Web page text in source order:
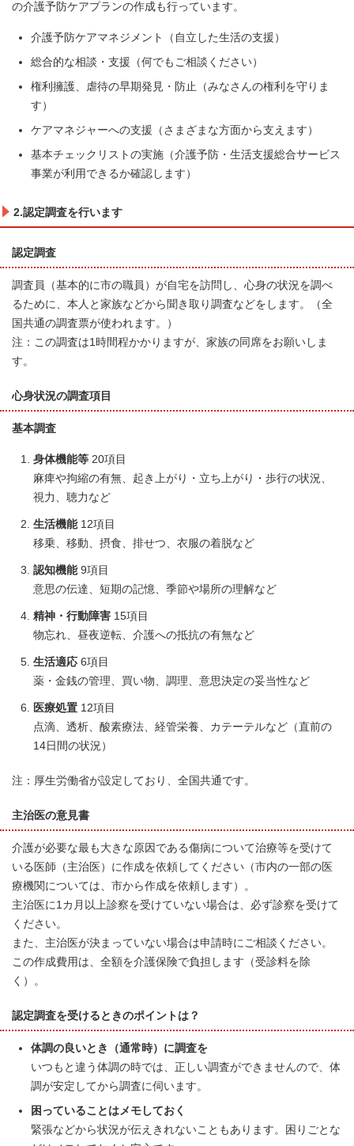
の介護予防ケアプランの作成も行っています。
介護予防ケアマネジメント（自立した生活の支援）
総合的な相談・支援（何でもご相談ください）
権利擁護、虐待の早期発見・防止（みなさんの権利を守りま
す）
ケアマネジャーへの支援（さまざまな方面から支えます）
基本チェックリストの実施（介護予防・生活支援総合サービス
事業が利用できるか確認します）
2.認定調査を行います
認定調査
調査員（基本的に市の職員）が自宅を訪問し、心身の状況を調べ
るために、本人と家族などから聞き取り調査などをします。（全
国共通の調査票が使われます。）
注：この調査は1時間程かかりますが、家族の同席をお願いしま
す。
心身状況の調査項目
基本調査
身体機能等 20項目
麻痺や拘縮の有無、起き上がり・立ち上がり・歩行の状況、
視力、聴力など
生活機能12項目
移乗、移動、摂食、排せつ、衣服の着脱など
認知機能9項目
意思の伝達、短期の記憶、季節や場所の理解など
精神・行動障害 15項目
物忘れ、昼夜逆転、介護への抵抗の有無など
生活適応 6項目
薬・金銭の管理、買い物、調理、意思決定の妥当性など
医療処置 12項目
点滴、透析、酸素療法、経管栄養、カテーテルなど（直前の
14日間の状況）
注：厚生労働省が設定しており、全国共通です。
主治医の意見書
介護が必要な最も大きな原因である傷病について治療等を受けて
いる医師（主治医）に作成を依頼してください（市内の一部の医
療機関については、市から作成を依頼します）。
主治医に1カ月以上診察を受けていない場合は、必ず診察を受けて
ください。
また、主治医が決まっていない場合は申請時にご相談ください。
この作成費用は、全額を介護保険で負担します（受診料を除
く）。
認定調査を受けるときのポイントは？
体調の良いとき（通常時）に調査を
いつもと違う体調の時では、正しい調査ができませんので、体
調が安定してから調査に伺います。
困っていることはメモしておく
緊張などから状況が伝えきれないこともあります。困りごとな